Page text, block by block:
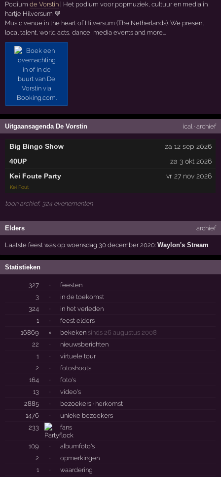
Podiumde Vorstin | Het podium voor popmuziek, cultuur en media in
hartje Hilversum 💜
Music venue in the heart of Hilversum (The Netherlands). We present
local talent, world acts, dance, media events and more...
Uitgaansagenda De Vorstin ical· archief
Big Bingo Show
za 12 sep 2026
40UP
za 3 okt 2026
Kei Foute Party
vr 27 nov 2026
Kei Fout
toon archief, 324 evenementen
Elders archief
Laatste feest was op woensdag 30 december 2020:Waylon's Stream
Statistieken
327 ·
feesten
3
·
in de toekomst
324
·
in het verleden
1
·
feest elders
16869
× bekeken sinds 26 augustus 2008
22
·
nieuwsberichten
1
·
virtuele tour
2
·
fotoshoots
164
·
foto's
13
·
video's
2885
· bezoekers · herkomst
1476
·
unieke bezoekers
233
fans
109 ·
albumfoto's
2
·
opmerkingen
1
·
waardering